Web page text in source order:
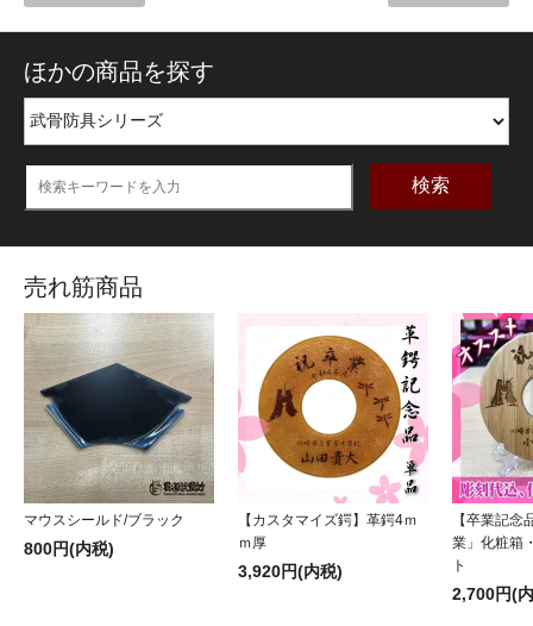
ほかの商品を探す
検索
売れ筋商品
マウスシールド/ブラック
800円(内税)
【カスタマイズ鍔】革鍔4ｍ
ｍ厚
3,920円(内税)
【卒業記念
業」化粧箱
ト
2,700円(